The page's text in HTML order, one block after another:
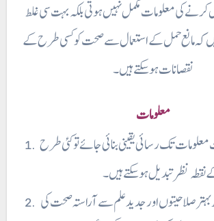
کرنے کی معلومات مکمل نہیں ہوتی بلکہ بہت سی غلط
کہ مانع حمل کے استعمال سے صحت کو کسی طرح کے
نقصانات ہو سکتے ہیں۔
معلومات
تک رسائی یقینی بنائی جائے تو کئی طرح
نقطہ نظر تبدیل ہو سکتے ہیں۔
صلاحیتوں اور جدید علم سے آراستہ صحت کی